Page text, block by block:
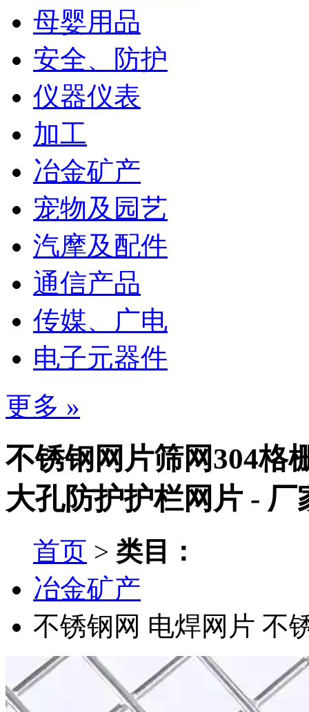
母婴用品
安全、防护
仪器仪表
加工
冶金矿产
宠物及园艺
汽摩及配件
通信产品
传媒、广电
电子元器件
更多 »
不锈钢网片筛网304格
大孔防护护栏网片 - 厂
首页 > 类目：
冶金矿产
不锈钢网 电焊网片 不